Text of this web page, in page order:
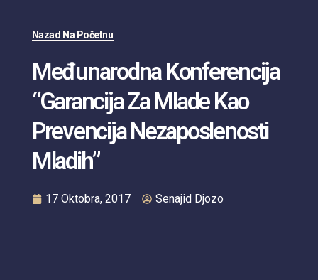
Nazad Na Početnu
Međunarodna Konferencija
“Garancija Za Mlade Kao
Prevencija Nezaposlenosti
Mladih”
17 Oktobra, 2017 Senajid Djozo